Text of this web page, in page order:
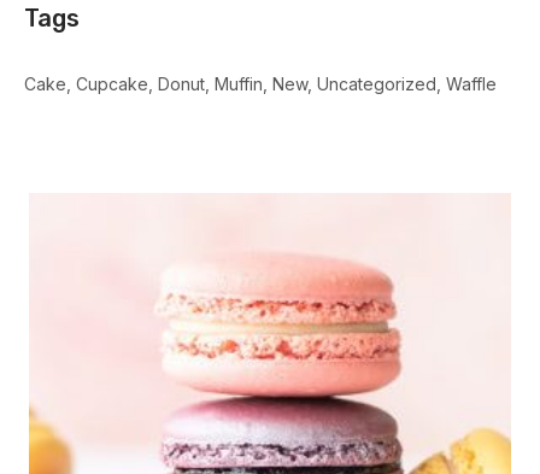
Tags
Cake Cupcake Donut Muffin New Uncategorized Waffle